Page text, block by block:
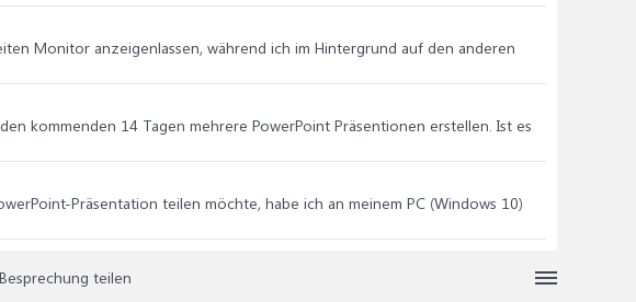
Monitor anzeigenlassen, während ich im Hintergrund auf den anderen
kommenden 14 Tagen mehrere PowerPoint Präsentionen erstellen. Ist es
Präsentation teilen möchte, habe ich an meinem PC (Windows 10)
teilen